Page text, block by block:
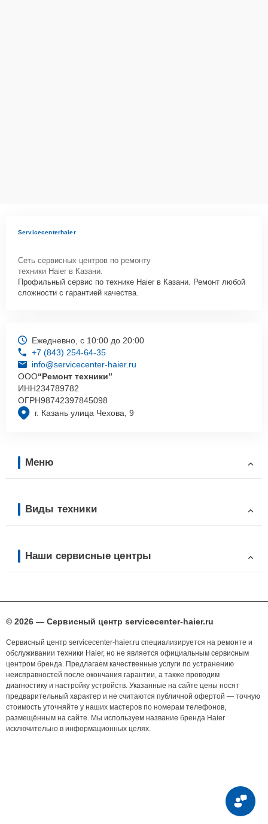
Servicecenterhaier
Сеть сервисных центров по ремонту
техники Haier в Казани.
Профильный сервис по технике Haier в Казани. Ремонт любой
сложности с гарантией качества.
г. Казань улица Чехова, 9
Ежедневно, с 10:00 до 20:00
+7 (843) 254-64-35
info@servicecenter-haier.ru
ООО“Ремонт техники”
ИНН234789782
ОГРН98742397845098
Меню
Виды техники
Наши сервисные центры
© 2026 — Сервисный центр servicecenter-haier.ru
Сервисный центр servicecenter-haier.ru специализируется на ремонте и
обслуживании техники Haier, но не является официальным сервисным
центром бренда. Предлагаем качественные услуги по устранению
неисправностей после окончания гарантии, а также проводим
диагностику и настройку устройств. Указанные на сайте цены носят
предварительный характер и не считаются публичной офертой — точную
стоимость уточняйте у наших мастеров по номерам телефонов,
размещённым на сайте. Мы используем название бренда Haier
исключительно в информационных целях.